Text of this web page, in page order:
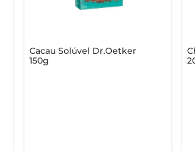
Cacau Solúvel Dr.Oetker
150g